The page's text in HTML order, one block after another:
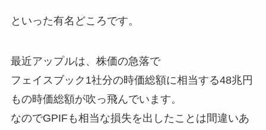
といった有名どころです。
最近アップルは、株価の急落で
フェイスブック1社分の時価総額に相当する48兆円
もの時価総額が吹っ飛んでいます。
なのでGPIFも相当な損失を出したことは間違いあ